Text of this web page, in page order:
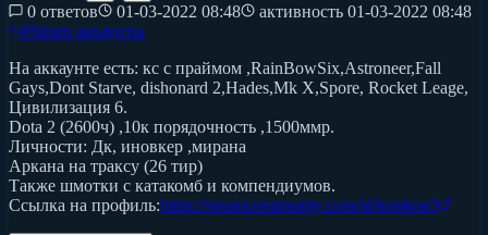
0 ответов
01-03-2022 08:48 активность 01-03-2022 08:48
#Steam аккаунты
На аккаунте есть: кс с праймом ,RainBowSix,Astroneer,Fall
Gays,Dont Starve, dishonard 2,Hades,Mk X,Spore, Rocket Leage,
Цивилизация 6.
Dota 2 (2600ч) ,10к порядочность ,1500ммр.
Личности: Дк, иновкер ,мирана
Аркана на траксу (26 тир)
Также шмотки с катакомб и компендиумов.
Ссылка на профиль:https://steamcommunity.com/id/kopkop5